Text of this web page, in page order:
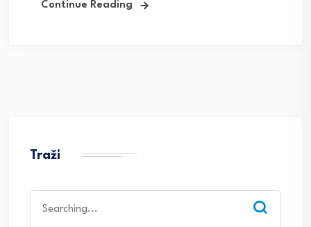
Continue Reading
Traži
for: